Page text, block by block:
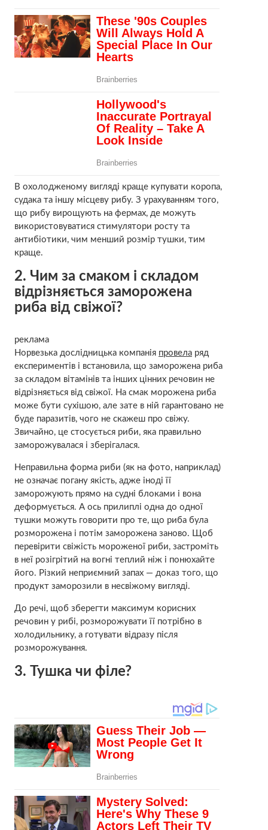
В охолодженому вигляді краще купувати коропа,
судака та іншу місцеву рибу. З урахуванням того,
що рибу вирощують на фермах, де можуть
використовуватися стимулятори росту та
антибіотики, чим менший розмір тушки, тим
краще.
2. Чим за смаком і складом
відрізняється заморожена
риба від свіжої?
реклама
Норвезька дослідницька компанія провеларяд
експериментів і встановила, що заморожена риба
за складом вітамінів та інших цінних речовин не
відрізняється від свіжої. На смак морожена риба
може бути сухішою, але зате в ній гарантовано не
буде паразитів, чого не скажеш про свіжу.
Звичайно, це стосується риби, яка правильно
заморожувалася і зберігалася.
Неправильна форма риби (як на фото, наприклад)
не означає погану якість, адже іноді її
заморожують прямо на судні блоками і вона
деформується. А ось прилиплі одна до одної
тушки можуть говорити про те, що риба була
розморожена і потім заморожена заново. Щоб
перевірити свіжість мороженої риби, застроміть
в неї розігрітий на вогні теплий ніж і понюхайте
його. Різкий неприємний запах — доказ того, що
продукт заморозили в несвіжому вигляді.
До речі, щоб зберегти максимум корисних
речовин у рибі, розморожувати її потрібно в
холодильнику, а готувати відразу після
розморожування.
3. Тушка чи філе?